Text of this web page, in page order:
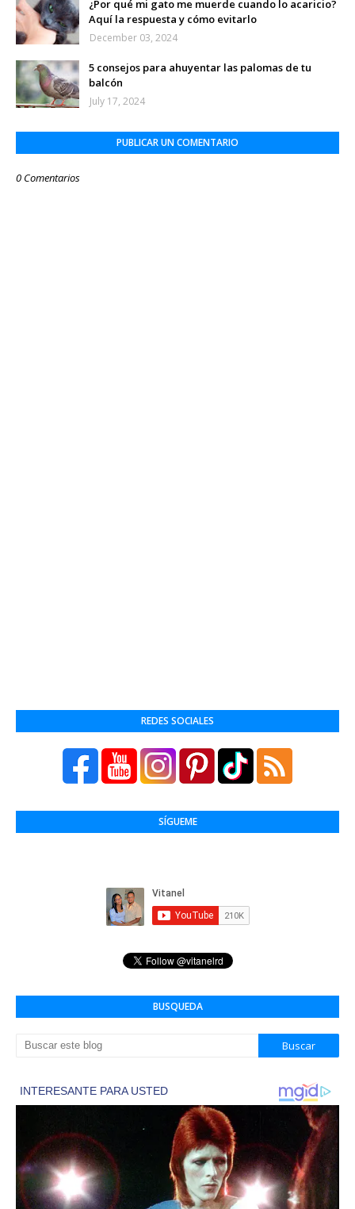
¿Por qué mi gato me muerde cuando lo acaricio?
Aquí la respuesta y cómo evitarlo
December 03, 2024
5 consejos para ahuyentar las palomas de tu
balcón
July 17, 2024
PUBLICAR UN COMENTARIO
0 Comentarios
REDES SOCIALES
SÍGUEME
BUSQUEDA